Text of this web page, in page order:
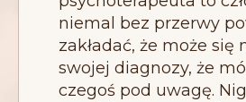
niemal bez przerwy
zakładać, że może się
swojej diagnozy, że
czegoś pod uwagę.